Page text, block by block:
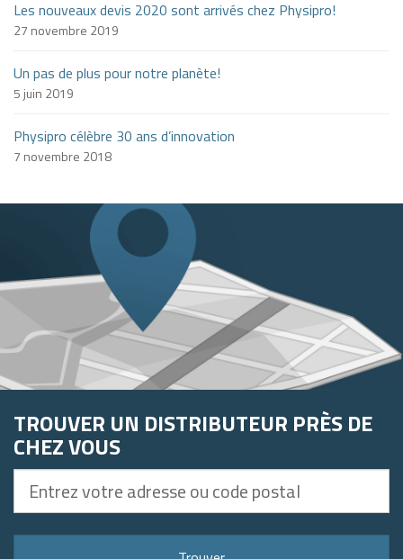
Les nouveaux devis 2020 sont arrivés chez Physipro!
27 novembre 2019
Un pas de plus pour notre planète!
5 juin 2019
Physipro célèbre 30 ans d’innovation
7 novembre 2018
TROUVER UN DISTRIBUTEUR PRÈS DE
CHEZ VOUS
votre